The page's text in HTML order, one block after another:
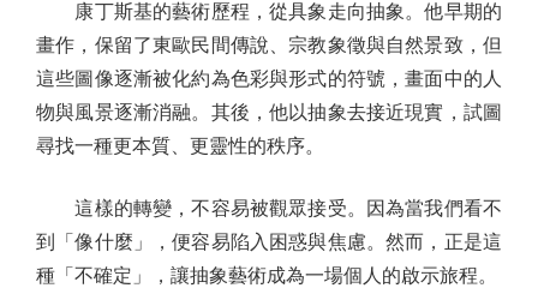
康丁斯基的藝術歷程，從具象走向抽象。他早期的
畫作，保留了東歐民間傳說、宗教象徵與自然景致，但
這些圖像逐漸被化約為色彩與形式的符號，畫面中的人
物與風景逐漸消融。其後，他以抽象去接近現實，試圖
尋找一種更本質、更靈性的秩序。
這樣的轉變，不容易被觀眾接受。因為當我們看不
到「像什麼」，便容易陷入困惑與焦慮。然而，正是這
種「不確定」，讓抽象藝術成為一場個人的啟示旅程。